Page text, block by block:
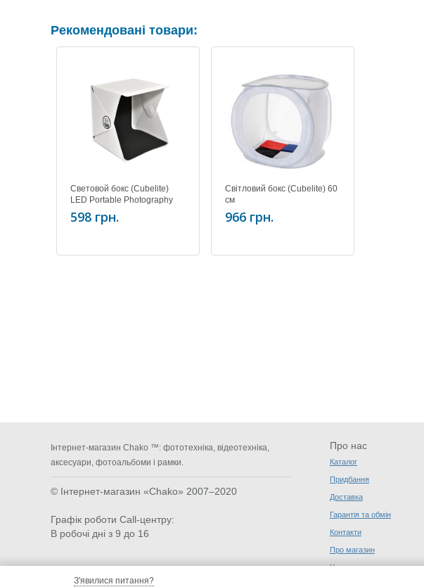
З'явилися питання?
Рекомендовані товари:
Световой бокс (Cubelite)
LED Portable Photography
Studio PS-01
598 грн.
Світловий бокс (Cubelite) 60
см
966 грн.
Інтернет-магазин Chako ™: фототехніка, відеотехніка,
аксесуари, фотоальбоми і рамки.
© Інтернет-магазин «Chako» 2007–2020
Графік роботи Call-центру:
В робочі дні з 9 до 16
Про нас
Каталог
Придбання
Доставка
Гарантія та обмін
Контакти
Про магазин
Угода користувача